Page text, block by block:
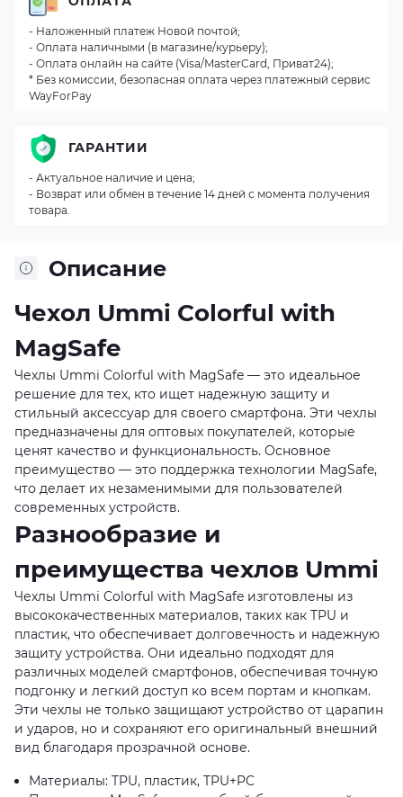
Описание
Чехол Ummi Colorful with
MagSafe
Чехлы Ummi Colorful with MagSafe — это идеальное
решение для тех, кто ищет надежную защиту и
стильный аксессуар для своего смартфона. Эти чехлы
предназначены для оптовых покупателей, которые
ценят качество и функциональность. Основное
преимущество — это поддержка технологии MagSafe,
что делает их незаменимыми для пользователей
современных устройств.
Разнообразие и
преимущества чехлов Ummi
Чехлы Ummi Colorful with MagSafe изготовлены из
высококачественных материалов, таких как TPU и
пластик, что обеспечивает долговечность и надежную
защиту устройства. Они идеально подходят для
различных моделей смартфонов, обеспечивая точную
подгонку и легкий доступ ко всем портам и кнопкам.
Эти чехлы не только защищают устройство от царапин
и ударов, но и сохраняют его оригинальный внешний
вид благодаря прозрачной основе.
Материалы: TPU, пластик, TPU+PC
- Наложенный платеж Новой почтой;
- Оплата наличными (в магазине/курьеру);
- Оплата онлайн на сайте (Visa/MasterCard, Приват24);
* Без комиссии, безопасная оплата через платежный сервис
WayForPay
ГАРАНТИИ
- Актуальное наличие и цена;
- Возврат или обмен в течение 14 дней с момента получения
товара.